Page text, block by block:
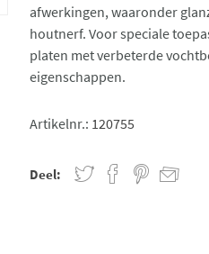
afwerkingen, waaronder
houtnerf. Voor speciale
platen met verbeterde
eigenschappen.
Artikelnr.: 120755
Deel: